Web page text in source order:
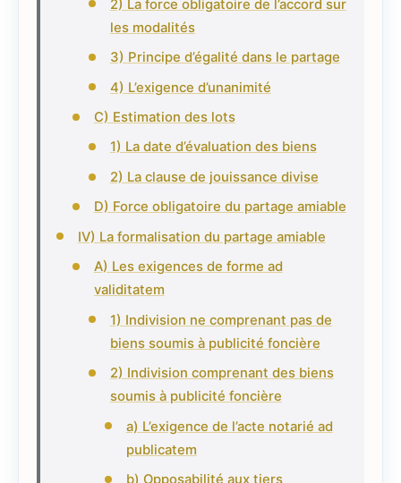
2) La force obligatoire de l’accord sur
les modalités
3) Principe d’égalité dans le partage
4) L’exigence d’unanimité
C) Estimation des lots
1) La date d’évaluation des biens
2) La clause de jouissance divise
D) Force obligatoire du partage amiable
IV) La formalisation du partage amiable
A) Les exigences de forme ad
validitatem
1) Indivision ne comprenant pas de
biens soumis à publicité foncière
2) Indivision comprenant des biens
soumis à publicité foncière
a) L’exigence de l’acte notarié ad
publicatem
b) Opposabilité aux tiers